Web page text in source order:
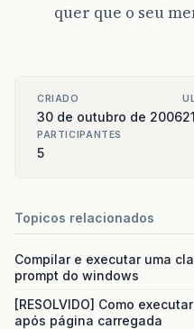
quer que o seu
CRIADO
30 de outubro de 2006
PARTICIPANTES
5
Topicos relacionados
Compilar e executar uma
prompt do windows
[RESOLVIDO] Como
após página carregada